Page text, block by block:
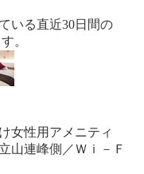
いる直近30日間の
。
女性用アメニティ
山連峰側／Ｗｉ－Ｆ